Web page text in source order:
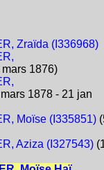
Zraïda (I336968)
1876)
1878 - 21 jan
Moïse (I335851)
Aziza (I327543)